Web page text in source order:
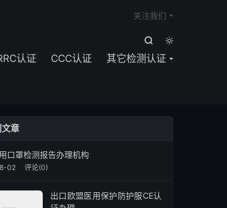


认证 CCC认证 其它检测认证
关注我们
章
口罩检测报告办理机构
02 评论(0)
出口欧盟医用保护防护服CE认